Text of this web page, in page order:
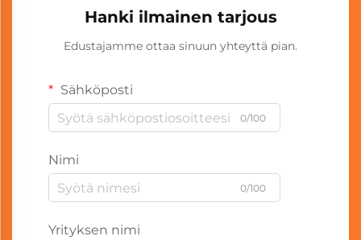
Hanki ilmainen tarjous
Edustajamme ottaa sinuun yhteyttä pian.
Sähköposti
0/100
Nimi
0/100
Yrityksen nimi